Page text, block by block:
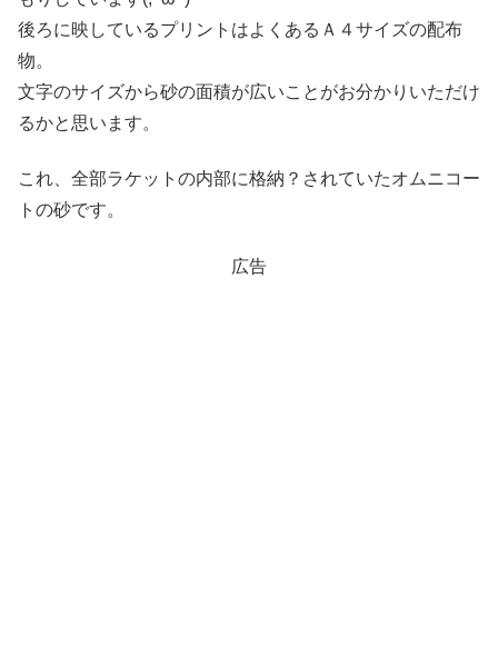
後ろに映しているプリントはよくあるＡ４サイズの配布
物。
文字のサイズから砂の面積が広いことがお分かりいただけ
るかと思います。
これ、全部ラケットの内部に格納？されていたオムニコー
トの砂です。
広告